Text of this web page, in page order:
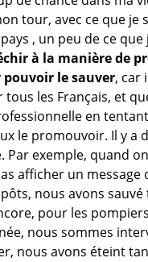
tour, avec ce que je
, un peu de ce que
à la manière de
le sauver, car
tous les Français, et
en tentant
le promouvoir. Il y a
Par exemple, quand
afficher un message
nous avons
pour les
nous sommes
nous avons éteint